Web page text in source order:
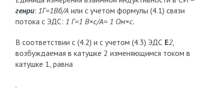
генри: 1Г=1Вб/А или с учетом формулы (4.1) связи
потока с ЭДС: 1 Г=1 В×с/А= 1 Ом×с.
В соответствии с (4.2) и с учетом (4.3) ЭДС E2,
возбуждаемая в катушке 2 изменяющимся током в
катушке 1, равна
.